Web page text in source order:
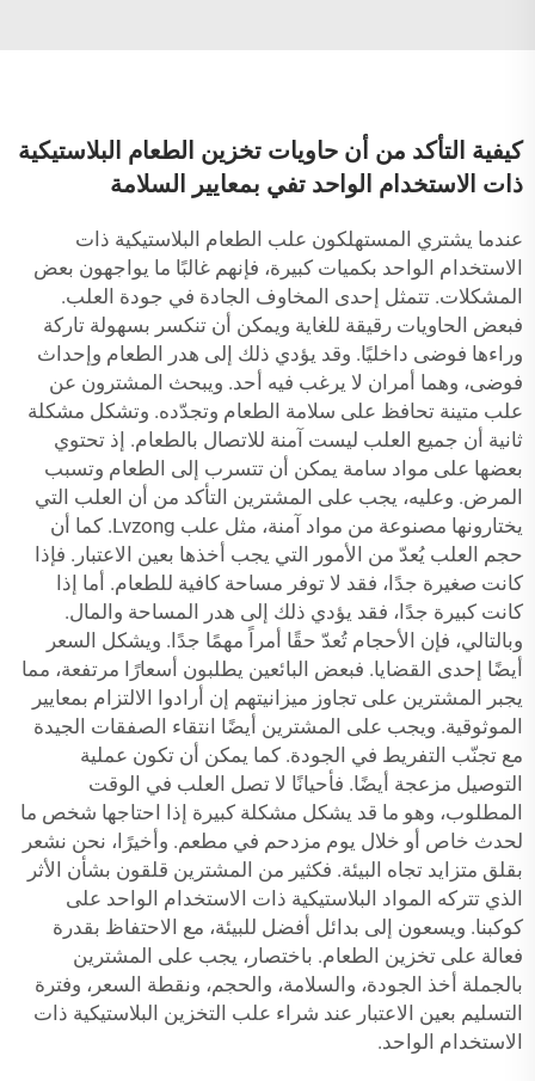
كيفية التأكد من أن حاويات تخزين الطعام البلاستيكية
ذات الاستخدام الواحد تفي بمعايير السلامة
عندما يشتري المستهلكون علب الطعام البلاستيكية ذات
الاستخدام الواحد بكميات كبيرة، فإنهم غالبًا ما يواجهون بعض
المشكلات. تتمثل إحدى المخاوف الجادة في جودة العلب.
فبعض الحاويات رقيقة للغاية ويمكن أن تنكسر بسهولة تاركة
وراءها فوضى داخليًا. وقد يؤدي ذلك إلى هدر الطعام وإحداث
فوضى، وهما أمران لا يرغب فيه أحد. ويبحث المشترون عن
علب متينة تحافظ على سلامة الطعام وتجدّده. وتشكل مشكلة
ثانية أن جميع العلب ليست آمنة للاتصال بالطعام. إذ تحتوي
بعضها على مواد سامة يمكن أن تتسرب إلى الطعام وتسبب
المرض. وعليه، يجب على المشترين التأكد من أن العلب التي
يختارونها مصنوعة من مواد آمنة، مثل علب Lvzong. كما أن
حجم العلب يُعدّ من الأمور التي يجب أخذها بعين الاعتبار. فإذا
كانت صغيرة جدًا، فقد لا توفر مساحة كافية للطعام. أما إذا
كانت كبيرة جدًا، فقد يؤدي ذلك إلى هدر المساحة والمال.
وبالتالي، فإن الأحجام تُعدّ حقًا أمراً مهمًا جدًا. ويشكل السعر
أيضًا إحدى القضايا. فبعض البائعين يطلبون أسعارًا مرتفعة، مما
يجبر المشترين على تجاوز ميزانيتهم إن أرادوا الالتزام بمعايير
الموثوقية. ويجب على المشترين أيضًا انتقاء الصفقات الجيدة
مع تجنّب التفريط في الجودة. كما يمكن أن تكون عملية
التوصيل مزعجة أيضًا. فأحيانًا لا تصل العلب في الوقت
المطلوب، وهو ما قد يشكل مشكلة كبيرة إذا احتاجها شخص ما
لحدث خاص أو خلال يوم مزدحم في مطعم. وأخيرًا، نحن نشعر
بقلق متزايد تجاه البيئة. فكثير من المشترين قلقون بشأن الأثر
الذي تتركه المواد البلاستيكية ذات الاستخدام الواحد على
كوكبنا. ويسعون إلى بدائل أفضل للبيئة، مع الاحتفاظ بقدرة
فعالة على تخزين الطعام. باختصار، يجب على المشترين
بالجملة أخذ الجودة، والسلامة، والحجم، ونقطة السعر، وفترة
التسليم بعين الاعتبار عند شراء علب التخزين البلاستيكية ذات
الاستخدام الواحد.